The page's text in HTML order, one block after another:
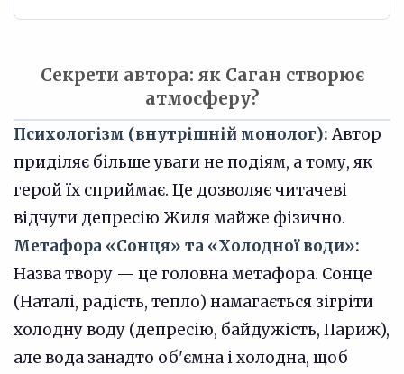
Секрети автора: як Саган створює
атмосферу?
Психологізм (внутрішній монолог):Автор
приділяє більше уваги не подіям, а тому, як
герой їх сприймає. Це дозволяє читачеві
відчути депресію Жиля майже фізично.
Метафора «Сонця» та «Холодної води»:
Назва твору — це головна метафора. Сонце
(Наталі, радість, тепло) намагається зігріти
холодну воду (депресію, байдужість, Париж),
але вода занадто об'ємна і холодна, щоб